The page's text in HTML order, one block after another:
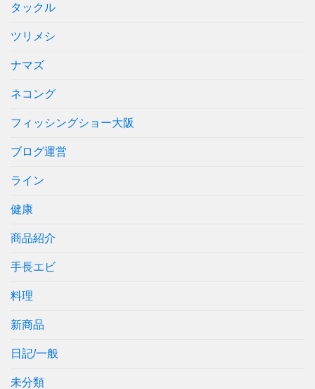
タックル
ツリメシ
ナマズ
ネコング
フィッシングショー大阪
ブログ運営
ライン
健康
商品紹介
手長エビ
料理
新商品
日記/一般
未分類